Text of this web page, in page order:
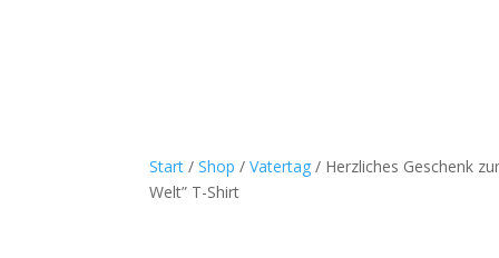
Start /Shop /Vatertag / Herzliches Geschenk
Welt” T-Shirt